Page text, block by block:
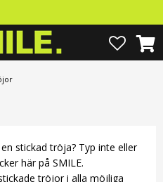
stickad tröja? Typ inte eller
här på SMILE.
tröjor i alla möjliga